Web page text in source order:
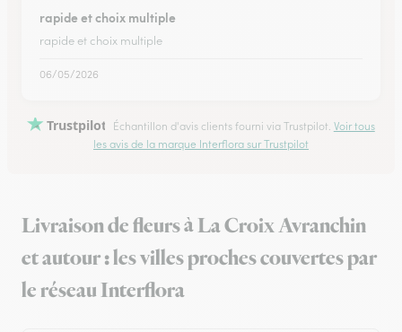
rapide et choix multiple
rapide et choix multiple
06/05/2026
Trustpilot Échantillon d'avis clients fourni via Trustpilot. Voir tous
les avis de la marque Interflora sur Trustpilot
Livraison de fleurs à La Croix Avranchin
et autour : les villes proches couvertes par
le réseau Interflora